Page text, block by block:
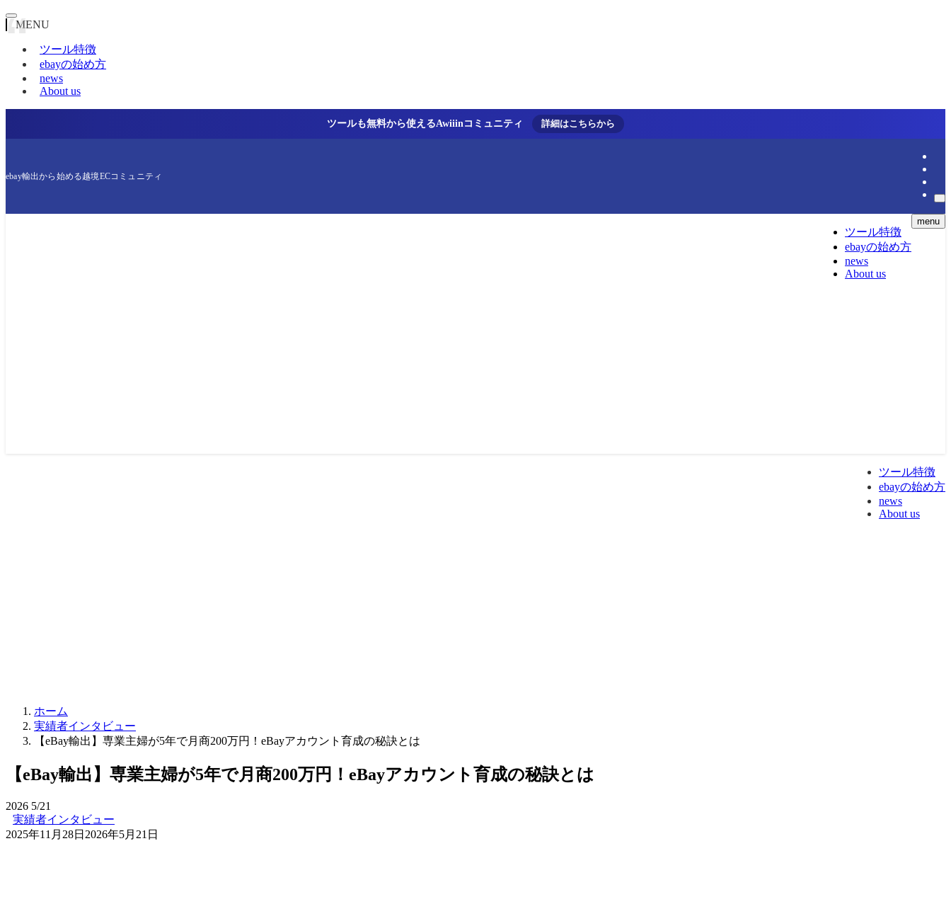
MENU
ツール特徴
ebayの始め方
news
About us
ツールも無料から使えるAwiiinコミュニティ 詳細はこちらから
ebay輸出から始める越境ECコミュニティ
ツール特徴
ebayの始め方
news
About us
menu
ツール特徴
ebayの始め方
news
About us
ホーム
実績者インタビュー
【eBay輸出】専業主婦が5年で月商200万円！eBayアカウント育成の秘訣とは
【eBay輸出】専業主婦が5年で月商200万円！eBayアカウント育成の秘訣とは
2026 5/21
実績者インタビュー
2025年11月28日 2026年5月21日